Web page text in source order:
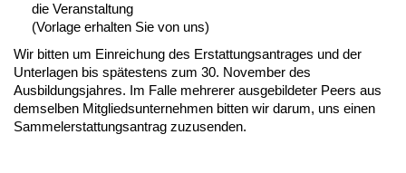
die Veranstaltung
(Vorlage erhalten Sie von uns)
Wir bitten um Einreichung des Erstattungsantrages und der
Unterlagen bis spätestens zum 30. November des
Ausbildungsjahres. Im Falle mehrerer ausgebildeter Peers aus
demselben Mitgliedsunternehmen bitten wir darum, uns einen
Sammelerstattungsantrag zuzusenden.